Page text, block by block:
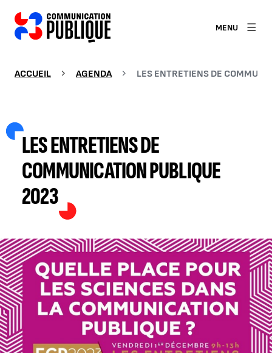
MENU
ACCUEIL AGENDA LES ENTRETIENS DE
LES ENTRETIENS DE
COMMUNICATION PUBLIQUE
2023
AGRANDIR L'IMAGE